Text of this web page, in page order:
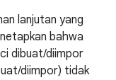
lanjutan yang
bahwa
dibuat/diimpor
diimpor) tidak